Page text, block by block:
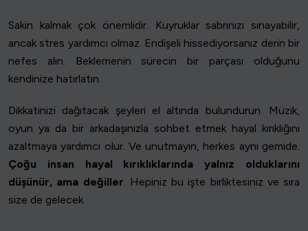
Sakin kalmak çok önemlidir. Kuyruklar sabrınızı sınayabilir,
ancak stres yardımcı olmaz. Endişeli hissediyorsanız derin bir
nefes alın. Beklemenin sürecin bir parçası olduğunu
kendinize hatırlatın.
Dikkatinizi dağıtacak şeyleri el altında bulundurun. Müzik,
oyun ya da bir arkadaşınızla sohbet etmek hayal kırıklığını
azaltmaya yardımcı olur. Ve unutmayın, herkes aynı gemide.
Çoğu insan hayal kırıklıklarında yalnız olduklarını
düşünür, ama değiller. Hepiniz bu işte birliktesiniz ve sıra
size de gelecek.